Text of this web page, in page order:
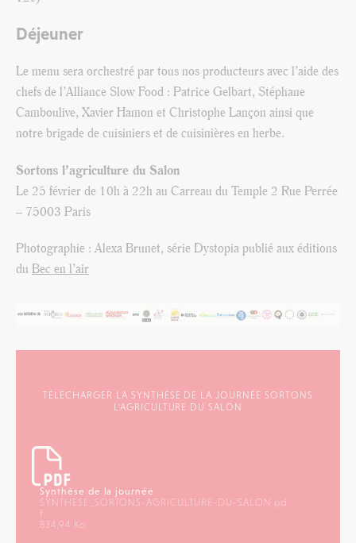
Déjeuner
Le menu sera orchestré par tous nos producteurs avec l’aide des
chefs de l’Alliance Slow Food : Patrice Gelbart, Stéphane
Camboulive, Xavier Hamon et Christophe Lançon ainsi que
notre brigade de cuisiniers et de cuisinières en herbe.
Sortons l’agriculture du Salon
Le 25 février de 10h à 22h au Carreau du Temple 2 Rue Perrée
– 75003 Paris
Photographie : Alexa Brunet, série Dystopia publié aux éditions
du Bec en l’air
TÉLÉCHARGER LA SYNTHÈSE DE LA JOURNÉE SORTONS
L'AGRICULTURE DU SALON
Synthèse de la journée
SYNTHESE_SORTONS-AGRICULTURE-DU-SALON.pd
f
834,94 Ko